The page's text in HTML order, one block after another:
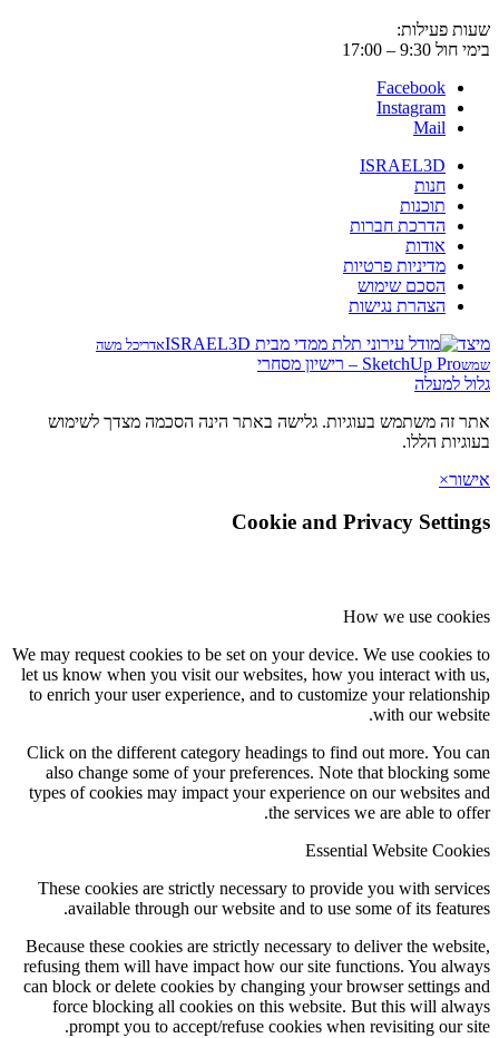
שעות פעילות:
בימי חול 9:30 – 17:00
Facebook
Instagram
Mail
ISRAEL3D
חנות
תוכנות
הדרכת חברות
אודות
מדיניות פרטיות
הסכם שימוש
הצהרת נגישות
מיצד
אדריכל משה
שמשSketchUp Pro – רישיון מסחרי
גלול למעלה
אתר זה משתמש בעוגיות. גלישה באתר הינה הסכמה מצדך לשימוש
בעוגיות הללו.
אישור×
Cookie and Privacy Settings
How we use cookies
We may request cookies to be set on your device. We use cookies to
let us know when you visit our websites, how you interact with us,
to enrich your user experience, and to customize your relationship
with our website.
Click on the different category headings to find out more. You can
also change some of your preferences. Note that blocking some
types of cookies may impact your experience on our websites and
the services we are able to offer.
Essential Website Cookies
These cookies are strictly necessary to provide you with services
available through our website and to use some of its features.
Because these cookies are strictly necessary to deliver the website,
refusing them will have impact how our site functions. You always
can block or delete cookies by changing your browser settings and
force blocking all cookies on this website. But this will always
prompt you to accept/refuse cookies when revisiting our site.